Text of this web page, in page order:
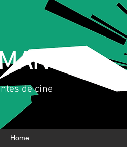
de cine
Home